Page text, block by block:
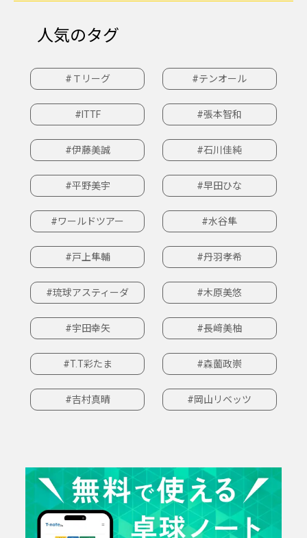
人気のタグ
#Ｔリーグ #テンオール
#ITTF #張本智和
#伊藤美誠 #石川佳純
#平野美宇 #早田ひな
#ワールドツアー #水谷隼
#戸上隼輔 #丹羽孝希
#琉球アスティーダ #木原美悠
#宇田幸矢 #長﨑美柚
#T.T彩たま #森薗政崇
#吉村真晴 #岡山リベッツ